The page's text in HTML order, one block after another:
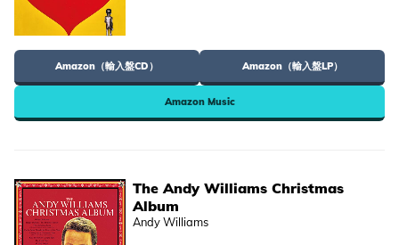
Amazon（輸入盤CD） Amazon（輸入盤LP）
Amazon Music
The Andy Williams Christmas
Album
Andy Williams